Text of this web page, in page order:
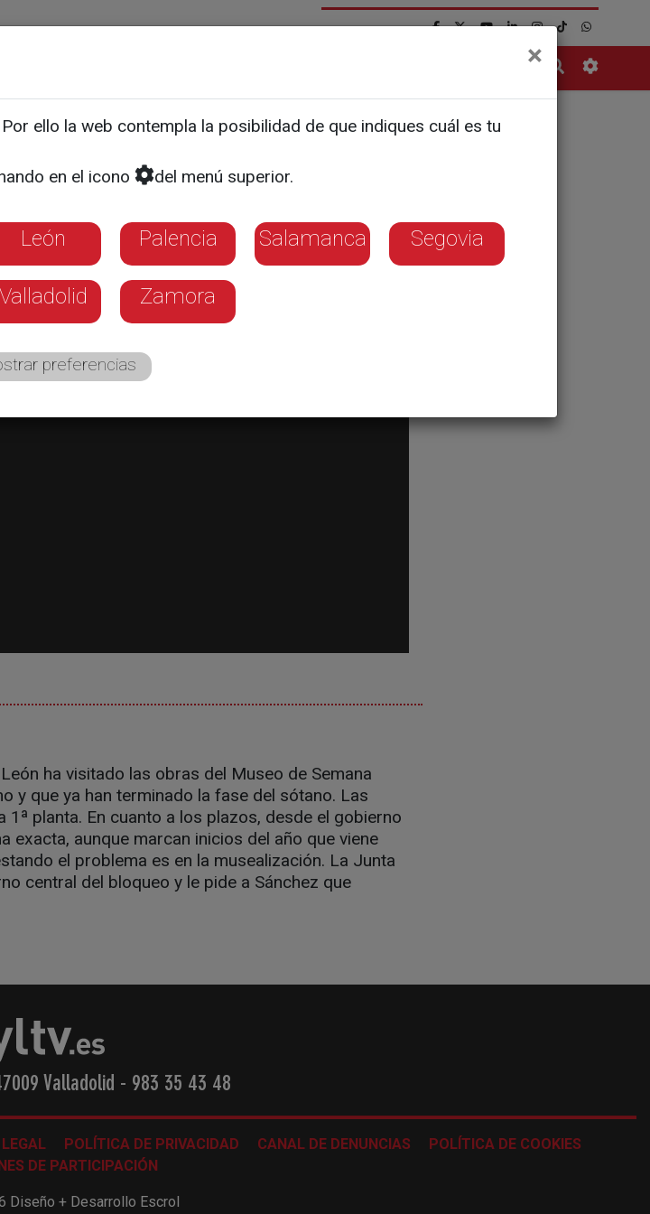
Museo de Semana
ha visitado las obras del Museo de Semana
y que ya han terminado la fase del sótano. Las
planta. En cuanto a los plazos, desde el gobierno
exacta, aunque marcan inicios del año que viene
el problema es en la musealización. La Junta
central del bloqueo y le pide a Sánchez que
Valladolid - 983 35 43 48
POLÍTICA DE PRIVACIDAD CANAL DE DENUNCIAS
POLÍTICA DE COOKIES
DE PARTICIPACIÓN
Diseño + Desarrollo Escrol
×
ello la web contempla la posibilidad de que indiques cuál es tu
en el icono
del menú superior.
León Palencia Salamanca Segovia
Valladolid Zamora
preferencias